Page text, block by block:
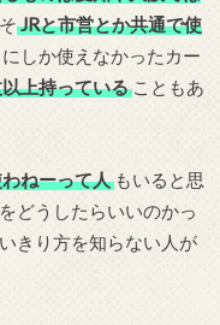
JRと市営とか共通で使
しか使えなかったカー
上持っていることもあ
ねーって人もいると思
どうしたらいいのかっ
きり方を知らない人が